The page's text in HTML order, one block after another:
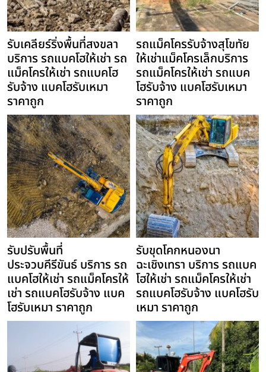
รับเคลียร์ริ่งพื้นที่สงขลา
บริการ รถแบคโฮให้เช่า รถ
แม็คโครให้เช่า รถแบคโฮ
รับจ้าง แบคโฮรับเหมา
ราคาถูก
รถแม็คโครรับจ้างสุโขทัย
ให้เช่าแม็คโครเล็กบริการ
รถแม็คโครให้เช่า รถแบค
โฮรับจ้าง แบคโฮรับเหมา
ราคาถูก
รับปรับพื้นที่
ประจวบคีรีขันธ์ บริการ รถ
แบคโฮให้เช่า รถแม็คโครให้
เช่า รถแบคโฮรับจ้าง แบค
โฮรับเหมา ราคาถูก
รับขุดโคกหนองนา
ฉะเชิงเทรา บริการ รถแบค
โฮให้เช่า รถแม็คโครให้เช่า
รถแบคโฮรับจ้าง แบคโฮรับ
เหมา ราคาถูก